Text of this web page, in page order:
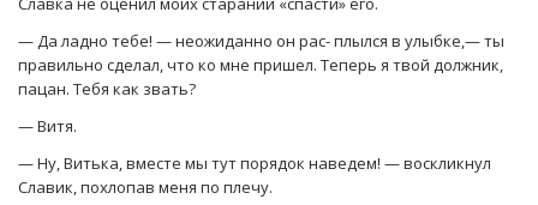
— Да ладно тебе! — неожиданно он рас- плылся в улыбке,— ты
правильно сделал, что ко мне пришел. Теперь я твой должник,
пацан. Тебя как звать?
— Витя.
— Ну, Витька, вместе мы тут порядок наведем! — воскликнул
Славик, похлопав меня по плечу.